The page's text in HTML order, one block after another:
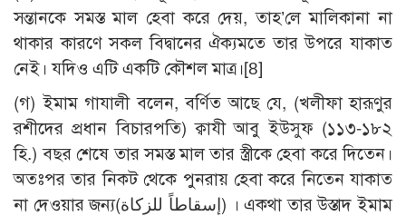
সন্তানকে সমস্ত মাল হেবা করে দেয়, তাহ’লে মালিকানা না
থাকার কারণে সকল বিদ্বানের ঐক্যমতে তার উপরে যাকাত
নেই। যদিও এটি একটি কৌশল মাত্র।[8]
(গ) ইমাম গাযালী বলেন, বর্ণিত আছে যে, (খলীফা হারূণুর
রশীদের প্রধান বিচারপতি) ক্বাযী আবু ইউসুফ (১১৩-১৮২
হি.) বছর শেষে তার সমস্ত মাল তার স্ত্রীকে হেবা করে দিতেন।
অতঃপর তার নিকট থেকে পুনরায় হেবা করে নিতেন যাকাত
না দেওয়ার জন্য(إسقاطاً للزكاة) । একথা তার উস্তাদ ইমাম